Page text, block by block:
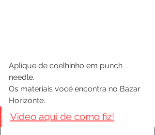
Aplique de coelhinho em punch
needle.
Os materiais você encontra no Bazar
Horizonte.
Video aqui de como fiz!